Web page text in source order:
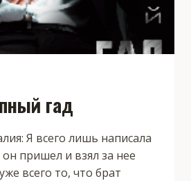
гад
Я всего лишь написала
пришел и взял за нее
всего то, что брат